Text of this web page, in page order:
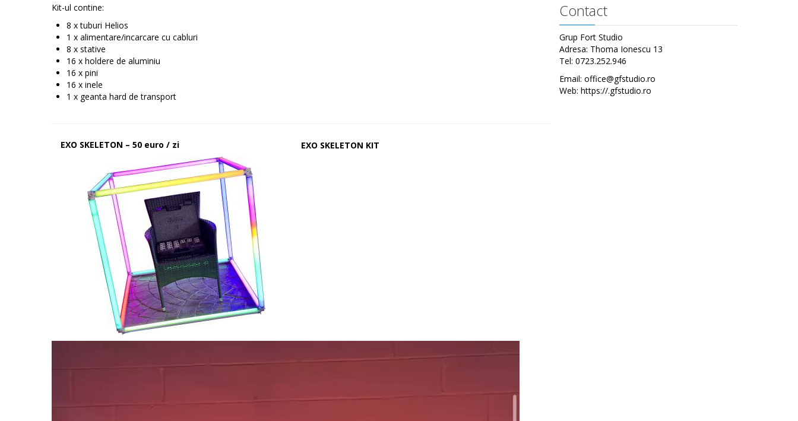
Kit-ul contine:
8 x tuburi Helios
1 x alimentare/incarcare cu cabluri
8 x stative
16 x holdere de aluminiu
16 x pini
16 x inele
1 x geanta hard de transport
EXO SKELETON – 50 euro / zi
EXO SKELETON KIT
Contact
Grup Fort Studio
Adresa: Thoma Ionescu 13
Tel: 0723.252.946
Email: office@gfstudio.ro
Web: https://.gfstudio.ro